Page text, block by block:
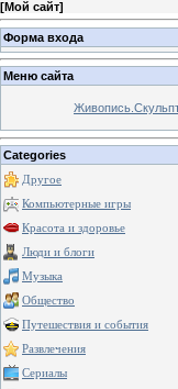
[Мой сайт]
Форма входа
Меню сайта
Categories
Другое
Компьютерные игры
Красота и здоровье
Люди и блоги
Музыка
Общество
Путешествия и события
Развлечения
Сериалы